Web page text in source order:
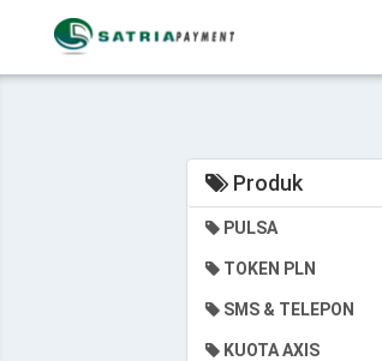
Produk
PULSA
TOKEN PLN
SMS & TELEPON
KUOTA AXIS